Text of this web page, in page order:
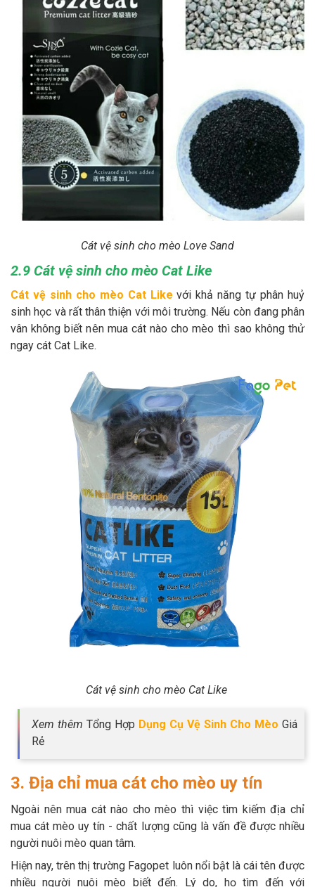
Cát vệ sinh cho mèo Love Sand
2.9 Cát vệ sinh cho mèo Cat Like
Cát vệ sinh cho mèo Cat Like với khả năng tự phân huỷ
sinh học và rất thân thiện với môi trường. Nếu còn đang phân
vân không biết nên mua cát nào cho mèo thì sao không thử
ngay cát Cat Like.
Cát vệ sinh cho mèo Cat Like
Xem thêm Tổng Hợp Dụng Cụ Vệ Sinh Cho Mèo Giá
Rẻ
3. Địa chỉ mua cát cho mèo uy tín
Ngoài nên mua cát nào cho mèo thì việc tìm kiếm địa chỉ
mua cát mèo uy tín - chất lượng cũng là vấn đề được nhiều
người nuôi mèo quan tâm.
Hiện nay, trên thị trường Fagopet luôn nổi bật là cái tên được
nhiều người nuôi mèo biết đến. Lý do, họ tìm đến với